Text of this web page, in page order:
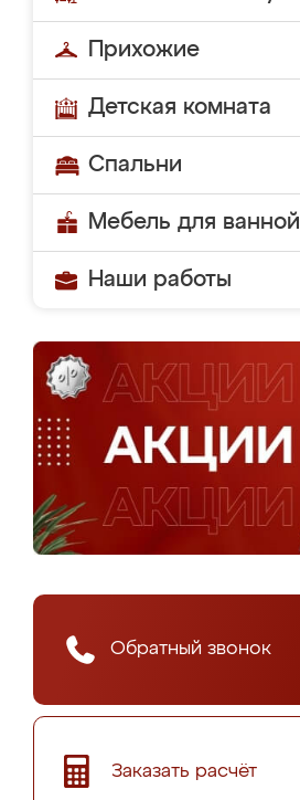
Прихожие
Детская комната
Спальни
Мебель для ванной
Наши работы
Обратный звонок
Заказать расчёт